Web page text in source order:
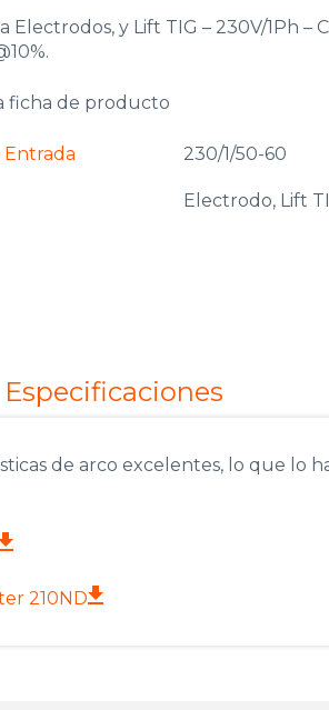
Electrodos, y Lift TIG – 230V/1Ph –
ficha de producto
Entrada 230/1/50-60
Electrodo, Lift
Especificaciones
de arco excelentes, lo que lo
210ND